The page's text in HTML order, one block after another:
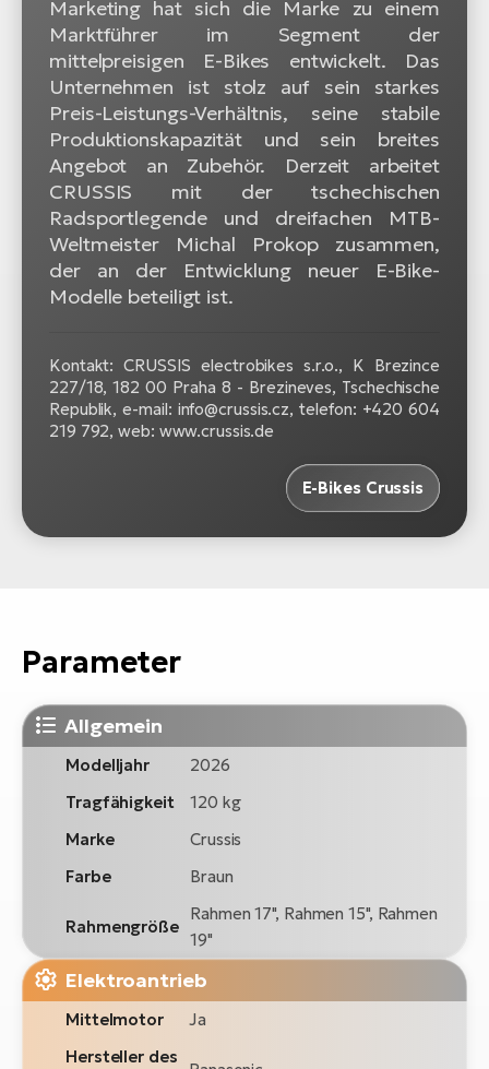
Marketing hat sich die Marke zu einem
Marktführer im Segment der
mittelpreisigen E-Bikes entwickelt. Das
Unternehmen ist stolz auf sein starkes
Preis-Leistungs-Verhältnis, seine stabile
Produktionskapazität und sein breites
Angebot an Zubehör. Derzeit arbeitet
CRUSSIS mit der tschechischen
Radsportlegende und dreifachen MTB-
Weltmeister Michal Prokop zusammen,
der an der Entwicklung neuer E-Bike-
Modelle beteiligt ist.
Kontakt: CRUSSIS electrobikes s.r.o., K Brezince
227/18, 182 00 Praha 8 - Brezineves, Tschechische
Republik, e-mail: info@crussis.cz, telefon: +420 604
219 792, web: www.crussis.de
E-Bikes Crussis
Parameter
Allgemein
Modelljahr
2026
Tragfähigkeit
120 kg
Marke
Crussis
Farbe
Braun
Rahmengröße
Rahmen 17", Rahmen 15", Rahmen
19"
Elektroantrieb
Mittelmotor
Ja
Hersteller des